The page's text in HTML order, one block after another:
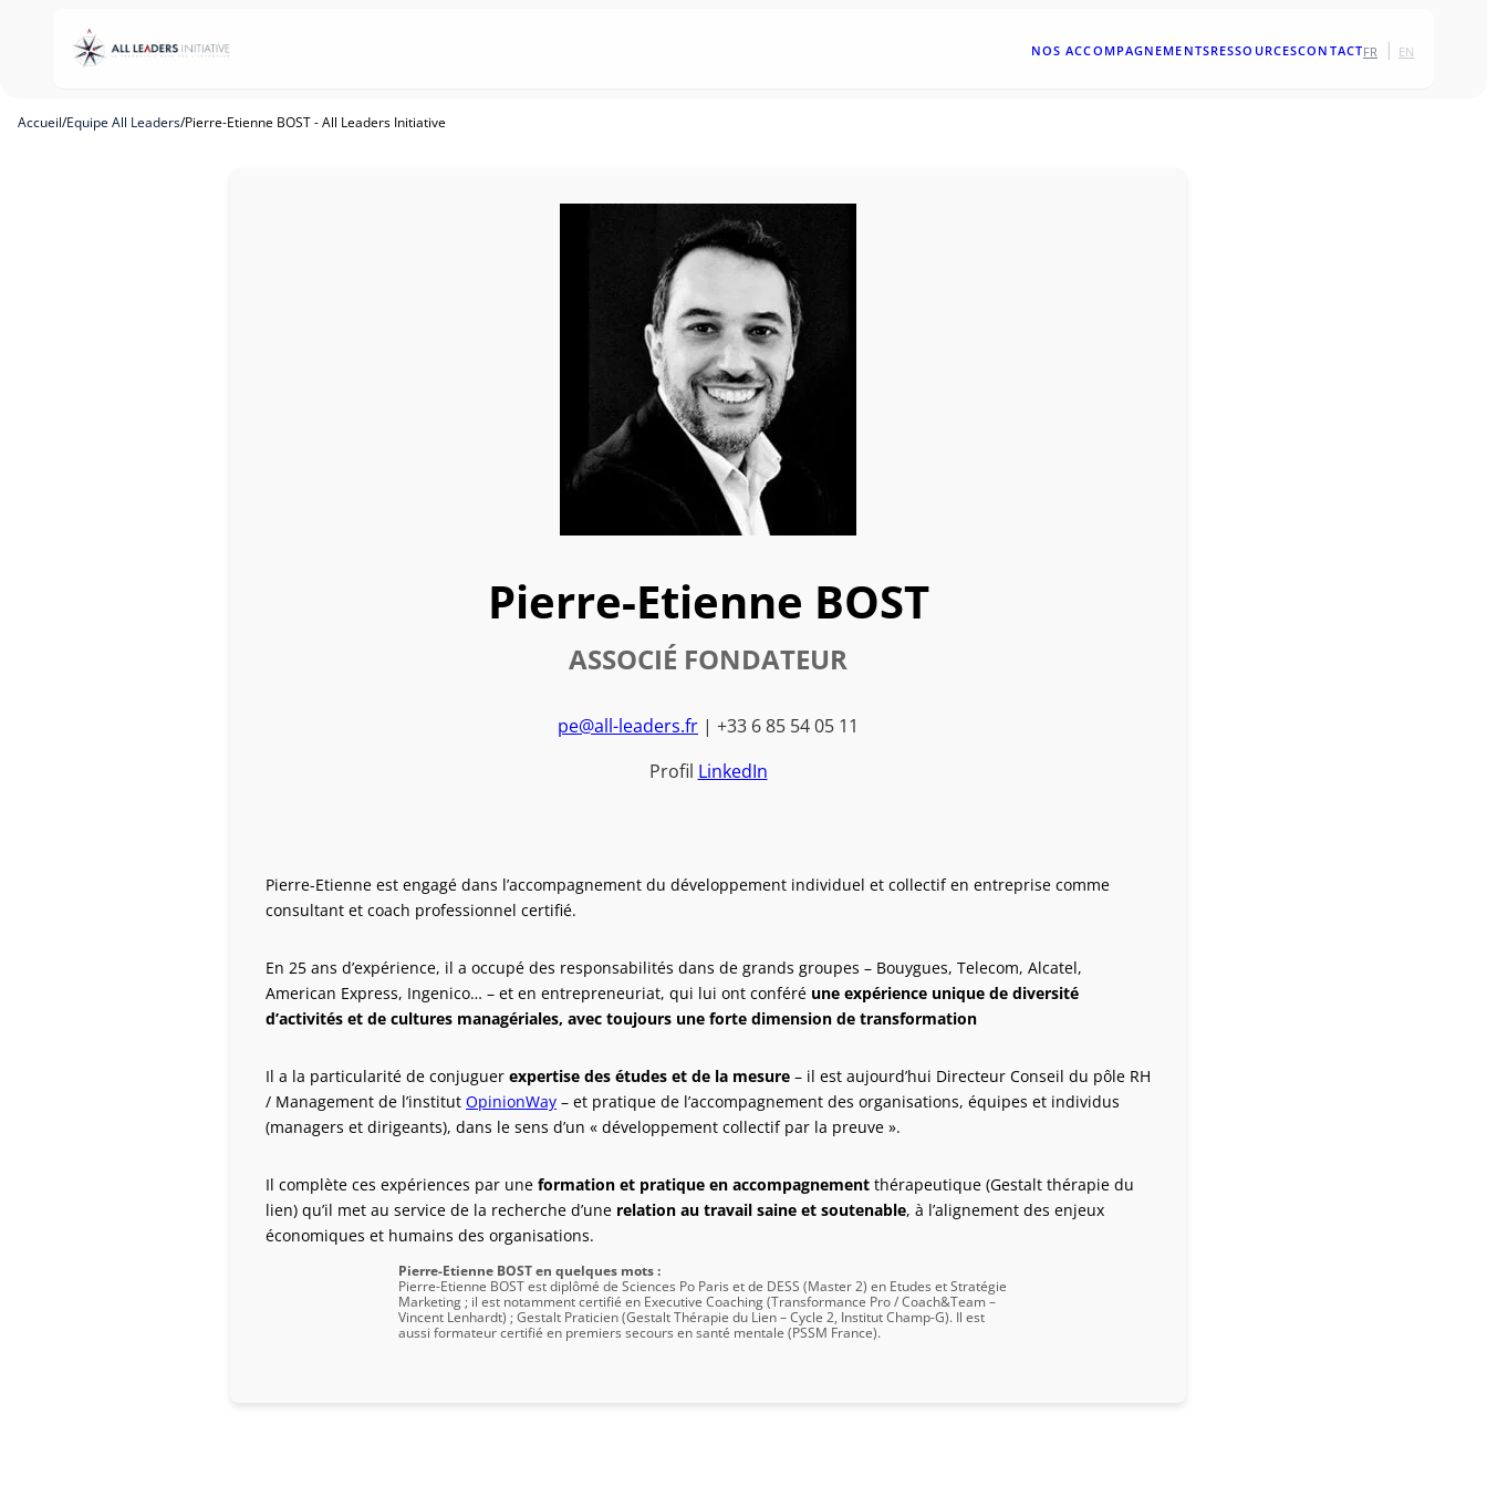
NOS ACCOMPAGNEMENTSRESSOURCESCONTACTFR | EN
Accueil/Equipe All Leaders/Pierre-Etienne BOST - All Leaders Initiative
Pierre-Etienne BOST
ASSOCIÉ FONDATEUR
pe@all-leaders.fr | +33 6 85 54 05 11
Profil LinkedIn
Pierre-Etienne est engagé dans l’accompagnement du développement individuel et collectif en entreprise comme
consultant et coach professionnel certifié.
En 25 ans d’expérience, il a occupé des responsabilités dans de grands groupes – Bouygues, Telecom, Alcatel,
American Express, Ingenico… – et en entrepreneuriat, qui lui ont conféré une expérience unique de diversité
d’activités et de cultures managériales, avec toujours une forte dimension de transformation
Il a la particularité de conjuguer expertise des études et de la mesure – il est aujourd’hui Directeur Conseil du pôle RH
/ Management de l’institut OpinionWay – et pratique de l’accompagnement des organisations, équipes et individus
(managers et dirigeants), dans le sens d’un « développement collectif par la preuve ».
Il complète ces expériences par une formation et pratique en accompagnement thérapeutique (Gestalt thérapie du
lien) qu’il met au service de la recherche d’une relation au travail saine et soutenable, à l’alignement des enjeux
économiques et humains des organisations.
Pierre-Etienne BOST en quelques mots :
Pierre-Etienne BOST est diplômé de Sciences Po Paris et de DESS (Master 2) en Etudes et Stratégie
Marketing ; il est notamment certifié en Executive Coaching (Transformance Pro / Coach&Team –
Vincent Lenhardt) ; Gestalt Praticien (Gestalt Thérapie du Lien – Cycle 2, Institut Champ-G). Il est
aussi formateur certifié en premiers secours en santé mentale (PSSM France).